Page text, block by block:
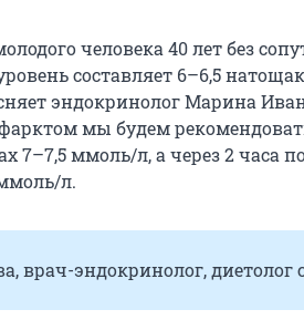
человека 40 лет без
составляет 6–6,5
эндокринолог Марина
мы будем
7–7,5 ммоль/л, а через 2 часа
л.
врач-эндокринолог, диетолог